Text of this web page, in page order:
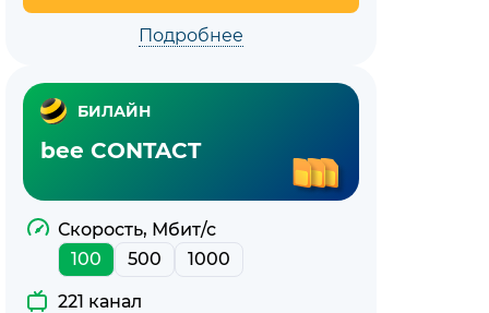
Подробнее
БИЛАЙН
bee CONTACT
Скорость, Мбит/с
100
500 1000
221 канал